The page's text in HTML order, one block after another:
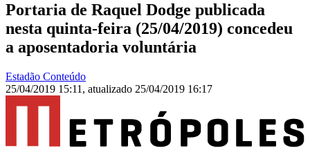
Portaria de Raquel Dodge publicada
nesta quinta-feira (25/04/2019) concedeu
a aposentadoria voluntária
Estadão Conteúdo
25/04/2019 15:11 , atualizado 25/04/2019 16:17